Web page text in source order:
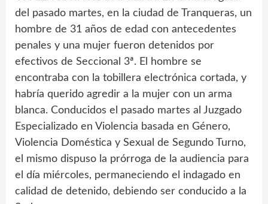
del pasado martes, en la ciudad de Tranqueras, un
hombre de 31 años de edad con antecedentes
penales y una mujer fueron detenidos por
efectivos de Seccional 3ª. El hombre se
encontraba con la tobillera electrónica cortada, y
habría querido agredir a la mujer con un arma
blanca. Conducidos el pasado martes al Juzgado
Especializado en Violencia basada en Género,
Violencia Doméstica y Sexual de Segundo Turno,
el mismo dispuso la prórroga de la audiencia para
el día miércoles, permaneciendo el indagado en
calidad de detenido, debiendo ser conducido a la